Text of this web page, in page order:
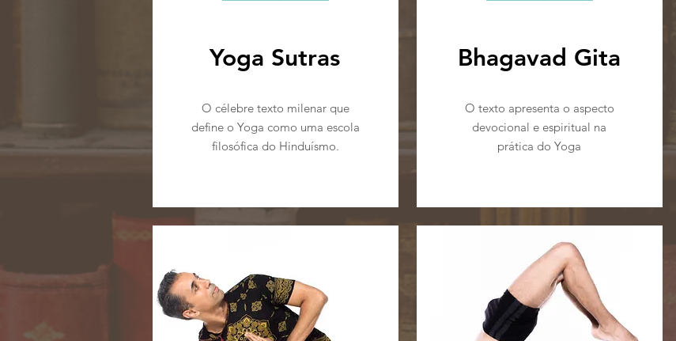
Yoga Sutras
O célebre texto milenar que
define o Yoga como uma escola
filosófica do Hinduísmo.
Bhagavad Gita
O texto apresenta o aspecto
devocional e espiritual na
prática do Yoga